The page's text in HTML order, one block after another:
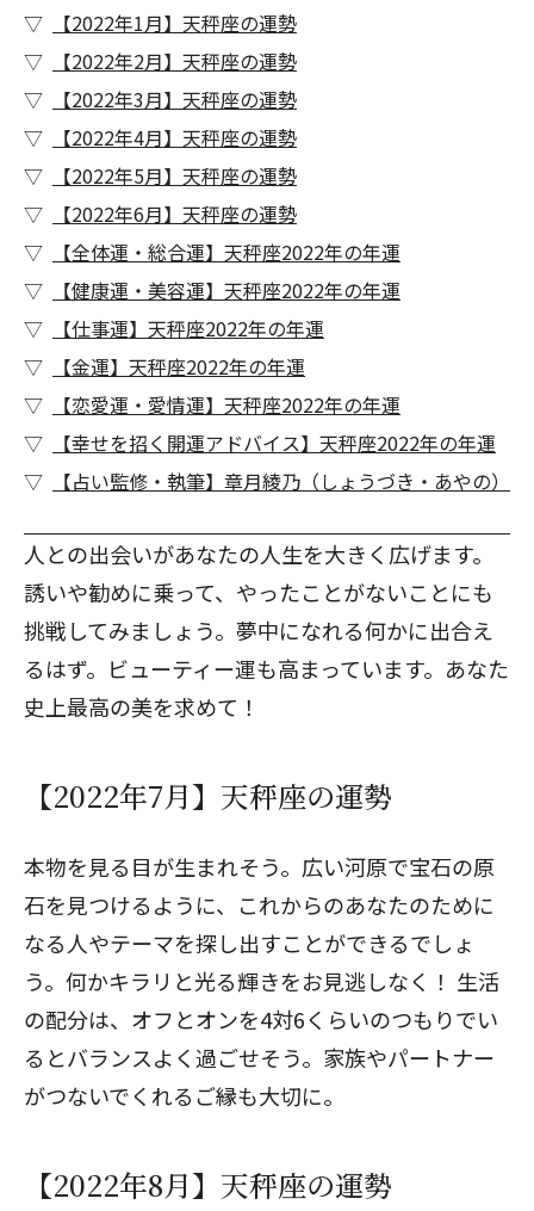
【2022年1月】天秤座の運勢
【2022年2月】天秤座の運勢
【2022年3月】天秤座の運勢
【2022年4月】天秤座の運勢
【2022年5月】天秤座の運勢
【2022年6月】天秤座の運勢
【全体運・総合運】天秤座2022年の年運
【健康運・美容運】天秤座2022年の年運
【仕事運】天秤座2022年の年運
【金運】天秤座2022年の年運
【恋愛運・愛情運】天秤座2022年の年運
【幸せを招く開運アドバイス】天秤座2022年の年運
【占い監修・執筆】章月綾乃（しょうづき・あやの）
人との出会いがあなたの人生を大きく広げます。
誘いや勧めに乗って、やったことがないことにも
挑戦してみましょう。夢中になれる何かに出合え
るはず。ビューティー運も高まっています。あなた
史上最高の美を求めて！
【2022年7月】天秤座の運勢
本物を見る目が生まれそう。広い河原で宝石の原
石を見つけるように、これからのあなたのために
なる人やテーマを探し出すことができるでしょ
う。何かキラリと光る輝きをお見逃しなく！ 生活
の配分は、オフとオンを4対6くらいのつもりでい
るとバランスよく過ごせそう。家族やパートナー
がつないでくれるご縁も大切に。
【2022年8月】天秤座の運勢